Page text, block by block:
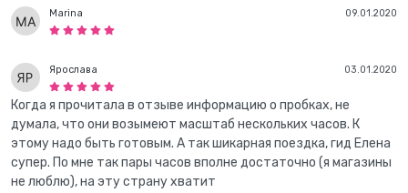
09.01.2020
Marina
03.01.2020
Ярослава
Когда я прочитала в отзыве информацию о пробках, не
думала, что они возымеют масштаб нескольких часов. К
этому надо быть готовым. А так шикарная поездка, гид Елена
супер. По мне так пары часов вполне достаточно (я магазины
не люблю), на эту страну хватит